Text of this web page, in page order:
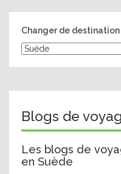
Changer de destination
Blogs de
Les blogs de
en Suède